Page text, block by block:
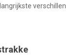
verschillen